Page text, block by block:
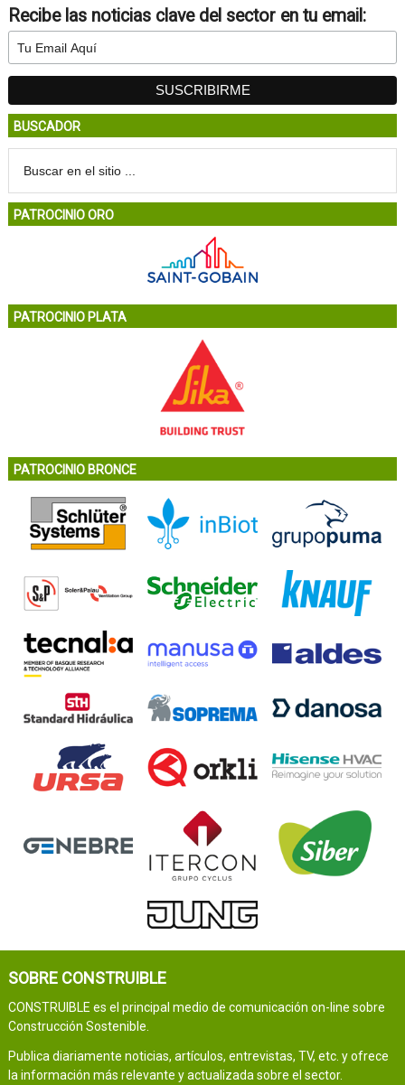
Recibe las noticias clave del sector en tu email:
BUSCADOR
PATROCINIO ORO
PATROCINIO PLATA
PATROCINIO BRONCE
SOBRE CONSTRUIBLE
CONSTRUIBLE es el principal medio de comunicación on-line sobre
Construcción Sostenible.
Publica diariamente noticias, artículos, entrevistas, TV, etc. y ofrece
la información más relevante y actualizada sobre el sector.